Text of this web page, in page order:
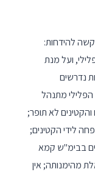
להידחות:
ועל מנת
נדרשים
מתנהל
והקטינים לא תופר;
לידי הקטינים;
בבימ"ש קמא
מהימנותה; אין